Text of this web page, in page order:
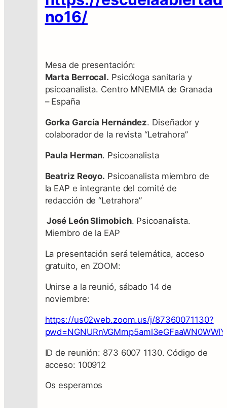
no16/
Mesa de presentación:
Marta Berrocal. Psicóloga sanitaria y
psicoanalista. Centro MNEMIA de Granada
– España
Gorka García Hernández. Diseñador y
colaborador de la revista “Letrahora”
Paula Herman. Psicoanalista
Beatriz Reoyo. Psicoanalista miembro de
la EAP e integrante del comité de
redacción de “Letrahora”
José León Slimobich. Psicoanalista.
Miembro de la EAP
La presentación será telemática, acceso
gratuito, en ZOOM:
Unirse a la reunió, sábado 14 de
noviembre:
https://us02web.zoom.us/j/87360071130?
ID de reunión: 873 6007 1130. Código de
acceso: 100912
Os esperamos